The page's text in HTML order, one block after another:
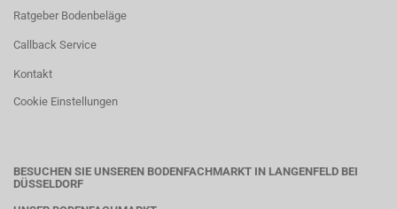
Ratgeber Bodenbeläge
Callback Service
Kontakt
Cookie Einstellungen
BESUCHEN SIE UNSEREN BODENFACHMARKT IN LANGENFELD BEI
DÜSSELDORF